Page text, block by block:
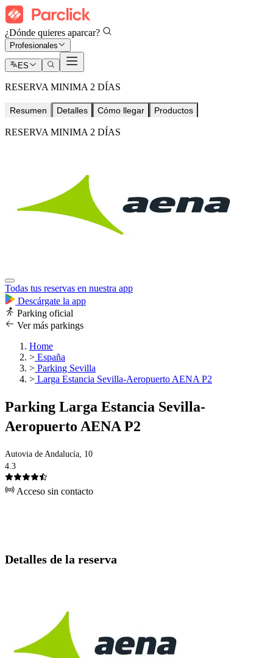
¿Dónde quieres aparcar?
Profesionales
ES
RESERVA MINIMA 2 DÍAS
Resumen Detalles Cómo llegar Productos
RESERVA MINIMA 2 DÍAS
Todas tus reservas en nuestra app
Descárgate la app
Parking oficial
Ver más parkings
Home
> España
> Parking Sevilla
> Larga Estancia Sevilla-Aeropuerto AENA P2
Parking Larga Estancia Sevilla-
Aeropuerto AENA P2
Autovia de Andalucía, 10
4.3
Acceso sin contacto
Detalles de la reserva